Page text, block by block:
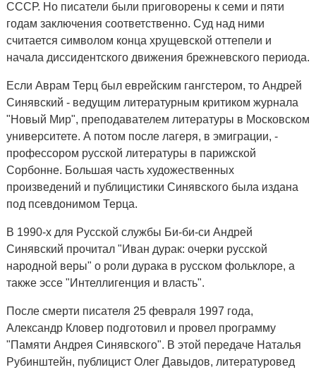
СССР. Но писатели были приговорены к семи и пяти
годам заключения соответственно. Суд над ними
считается символом конца хрущевской оттепели и
начала диссидентского движения брежневского периода.
Если Аврам Терц был еврейским гангстером, то Андрей
Синявский - ведущим литературным критиком журнала
"Новый Мир", преподавателем литературы в Московском
университете. А потом после лагеря, в эмиграции, -
профессором русской литературы в парижской
Сорбонне. Большая часть художественных
произведений и публицистики Синявского была издана
под псевдонимом Терца.
В 1990-х для Русской службы Би-би-си Андрей
Синявский прочитал "Иван дурак: очерки русской
народной веры" о роли дурака в русском фольклоре, а
также эссе "Интеллигенция и власть".
После смерти писателя 25 февраля 1997 года,
Александр Кловер подготовил и провел программу
"Памяти Андрея Синявского". В этой передаче Наталья
Рубинштейн, публицист Олег Давыдов, литературовед